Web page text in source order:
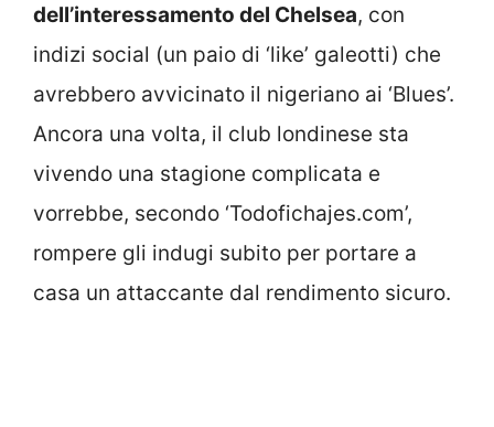
dell’interessamento del Chelsea, con
indizi social (un paio di ‘like’ galeotti) che
avrebbero avvicinato il nigeriano ai ‘Blues’.
Ancora una volta, il club londinese sta
vivendo una stagione complicata e
vorrebbe, secondo ‘Todofichajes.com’,
rompere gli indugi subito per portare a
casa un attaccante dal rendimento sicuro.